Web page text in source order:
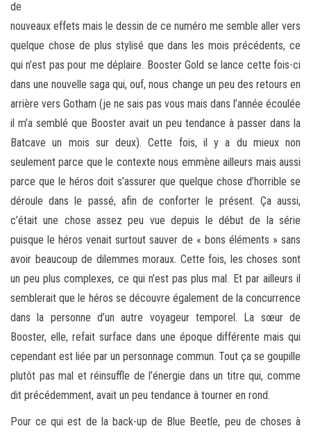
de
nouveaux effets mais le dessin de ce numéro me semble aller vers
quelque chose de plus stylisé que dans les mois précédents, ce
qui n’est pas pour me déplaire. Booster Gold se lance cette fois-ci
dans une nouvelle saga qui, ouf, nous change un peu des retours en
arrière vers Gotham (je ne sais pas vous mais dans l’année écoulée
il m’a semblé que Booster avait un peu tendance à passer dans la
Batcave un mois sur deux). Cette fois, il y a du mieux non
seulement parce que le contexte nous emmène ailleurs mais aussi
parce que le héros doit s’assurer que quelque chose d’horrible se
déroule dans le passé, afin de conforter le présent. Ça aussi,
c’était une chose assez peu vue depuis le début de la série
puisque le héros venait surtout sauver de « bons éléments » sans
avoir beaucoup de dilemmes moraux. Cette fois, les choses sont
un peu plus complexes, ce qui n’est pas plus mal. Et par ailleurs il
semblerait que le héros se découvre également de la concurrence
dans la personne d’un autre voyageur temporel. La sœur de
Booster, elle, refait surface dans une époque différente mais qui
cependant est liée par un personnage commun. Tout ça se goupille
plutôt pas mal et réinsuffle de l’énergie dans un titre qui, comme
dit précédemment, avait un peu tendance à tourner en rond.
Pour ce qui est de la back-up de Blue Beetle, peu de choses à